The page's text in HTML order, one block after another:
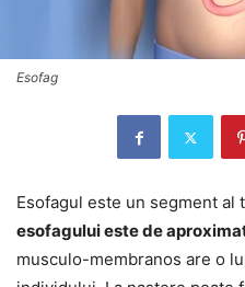
Esofag
Esofagul este un segment al
esofagului este de
musculo-membranos are o